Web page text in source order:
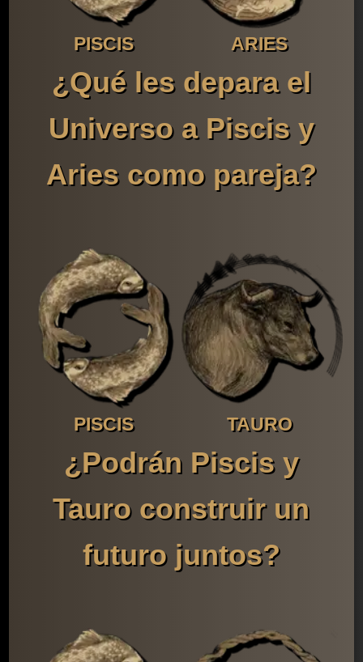
PISCIS ARIES
¿Qué les depara el
Universo a Piscis y
Aries como pareja?
PISCIS TAURO
¿Podrán Piscis y
Tauro construir un
futuro juntos?